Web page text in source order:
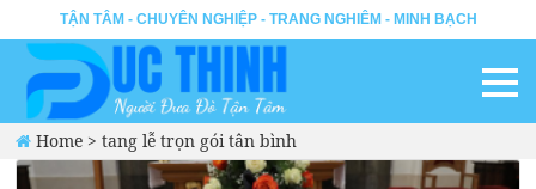
TẬN TÂM - CHUYÊN NGHIỆP - TRANG NGHIÊM - MINH BẠCH
Home >tang lễ trọn gói tân bình